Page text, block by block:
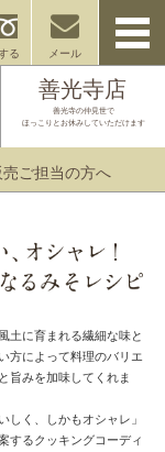
る メール
善光寺店
善光寺の仲見世で
ほっこりとお休みしていただけます
ご担当の方へ
土に育まれる繊細な味と
方によって料理のバリエ
旨みを加味してくれま
しく、しかもオシャレ」
するクッキングコーディ